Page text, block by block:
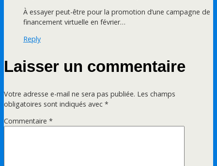
À essayer peut-être pour la promotion d’une campagne de
financement virtuelle en février…
Reply
Laisser un commentaire
Votre adresse e-mail ne sera pas publiée. Les champs
obligatoires sont indiqués avec *
Commentaire *